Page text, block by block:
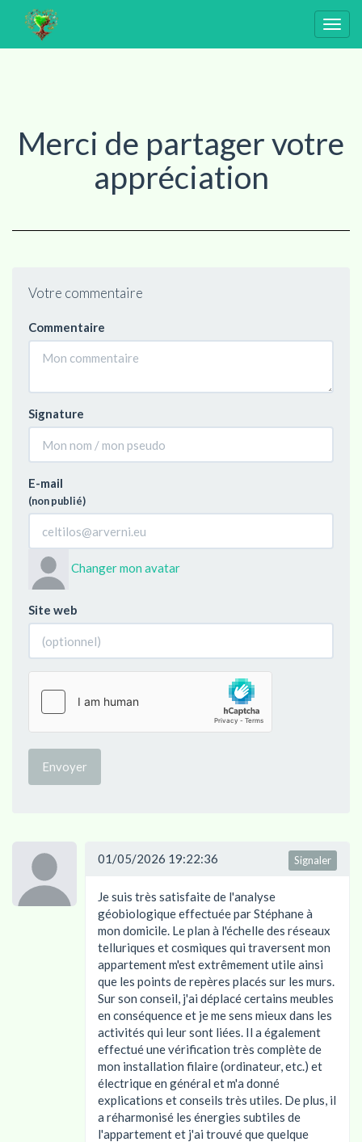
Merci de partager votre
appréciation
Votre commentaire
Commentaire
Signature
E-mail
(non publié)
Changer mon avatar
Site web
Envoyer
Signaler
01/05/2026 19:22:36
Je suis très satisfaite de l'analyse
géobiologique effectuée par Stéphane à
mon domicile. Le plan à l'échelle des réseaux
telluriques et cosmiques qui traversent mon
appartement m'est extrêmement utile ainsi
que les points de repères placés sur les murs.
Sur son conseil, j'ai déplacé certains meubles
en conséquence et je me sens mieux dans les
activités qui leur sont liées. Il a également
effectué une vérification très complète de
mon installation filaire (ordinateur, etc.) et
électrique en général et m'a donné
explications et conseils très utiles. De plus, il
a réharmonisé les énergies subtiles de
l'appartement et j'ai trouvé que quelque